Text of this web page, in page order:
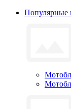
Популярные